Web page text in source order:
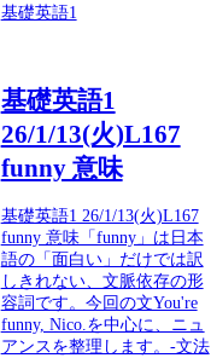
基礎英語1
基礎英語1
26/1/13(火)L167
funny 意味
基礎英語1 26/1/13(火)L167
funny 意味「funny」は日本
語の「面白い」だけでは訳
しきれない、文脈依存の形
容詞です。今回の文You're
funny, Nico.を中心に、ニュ
アンスを整理します。-文法